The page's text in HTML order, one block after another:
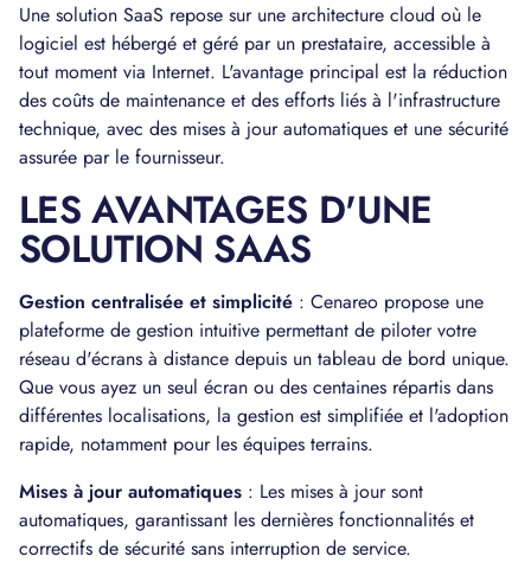
Une solution SaaS repose sur une architecture cloud où le
logiciel est hébergé et géré par un prestataire, accessible à
tout moment via Internet. L'avantage principal est la réduction
des coûts de maintenance et des efforts liés à l'infrastructure
technique, avec des mises à jour automatiques et une sécurité
assurée par le fournisseur.
LES AVANTAGES D'UNE
SOLUTION SAAS
Gestion centralisée et simplicité : Cenareo propose une
plateforme de gestion intuitive permettant de piloter votre
réseau d'écrans à distance depuis un tableau de bord unique.
Que vous ayez un seul écran ou des centaines répartis dans
différentes localisations, la gestion est simplifiée et l'adoption
rapide, notamment pour les équipes terrains.
Mises à jour automatiques : Les mises à jour sont
automatiques, garantissant les dernières fonctionnalités et
correctifs de sécurité sans interruption de service.